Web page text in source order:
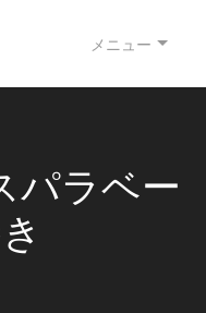
メニュー
パラベー